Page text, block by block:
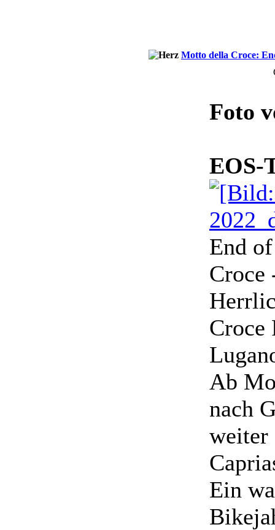
Motto della Croce:
Foto
EOS-
End
Croce
Croce
Ab
nach
weiter
Ein